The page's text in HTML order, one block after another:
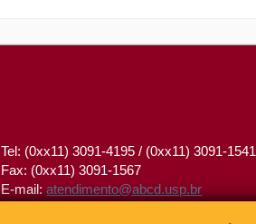
Tel: (0xx11) 3091-4195 / (0xx11) 3091-1541
Fax: (0xx11) 3091-1567
E-mail:atendimento@abcd.usp.br